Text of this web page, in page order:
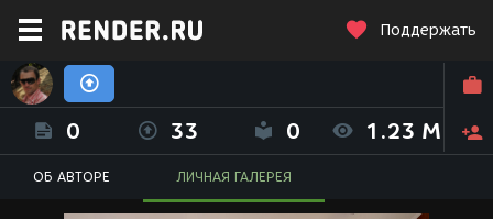
Поддержать
Владимир Кузьмин (Kuzmin Vladimir)
0 33 0 1.23 M
ОБ АВТОРЕ ЛИЧНАЯ ГАЛЕРЕЯ